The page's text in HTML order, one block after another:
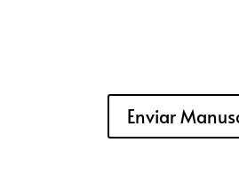
Enviar